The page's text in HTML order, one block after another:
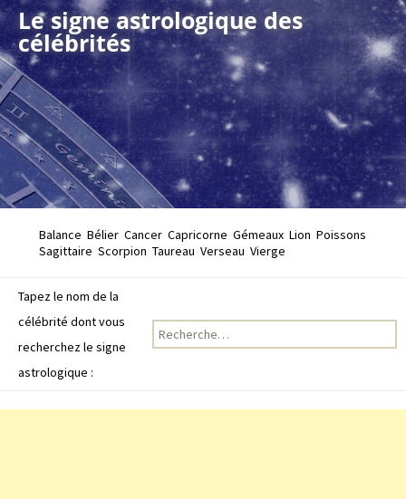
Le signe astrologique des
célébrités
Balance Bélier Cancer Capricorne Gémeaux Lion Poissons
Sagittaire Scorpion Taureau Verseau Vierge
Tapez le nom de la
célébrité dont vous
recherchez le signe
astrologique :
Recherche pour :